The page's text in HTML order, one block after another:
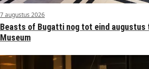
7 augustus 2026
Beasts of Bugatti nog tot eind augustus
Museum